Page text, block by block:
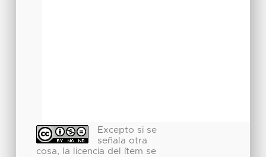
Excepto si se
señala otra
cosa, la licencia del ítem se